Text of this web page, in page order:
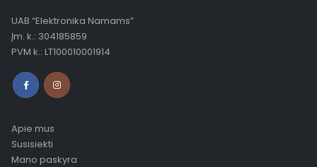
UAB “Elektronika Namams”
Įm. k.: 304185859
PVM k.: LT100010001914
Apie mus
Susisiekti
Mano paskyra